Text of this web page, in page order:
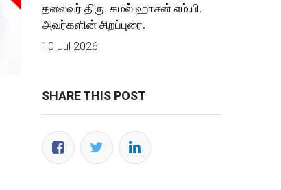
தலைவர் திரு. கமல் ஹாசன் எம்.பி.
அவர்களின் சிறப்புரை.
10 Jul 2026
SHARE THIS POST